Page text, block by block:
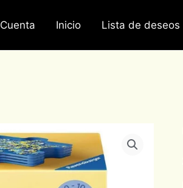
Cuenta Inicio Lista de deseos